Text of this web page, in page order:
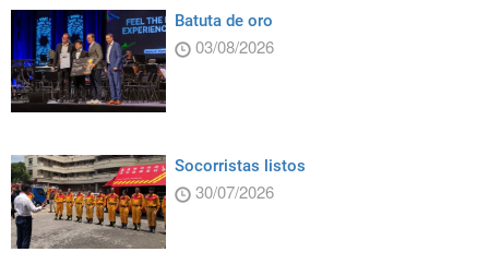
Batuta de oro
03/08/2026
Socorristas listos
30/07/2026